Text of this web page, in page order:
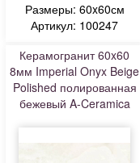
Размеры: 60x60см
Артикул: 100247
Керамогранит 60x60
8мм Imperial Onyx Beige
Polished полированная
бежевый A-Ceramica